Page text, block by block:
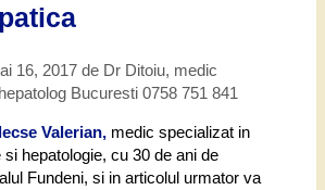
16, 2017 de Dr Ditoiu, medic
Bucuresti 0758 751 841
Valerian, medic specializat in
hepatologie, cu 30 de ani de
Fundeni, si in articolul urmator va